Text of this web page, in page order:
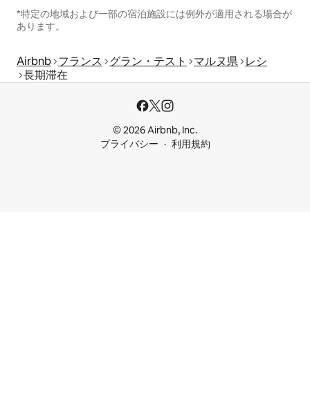
*特定の地域および一部の宿泊施設には例外が適用される場合が
あります。
Airbnb フランス グラン・テスト マルヌ県 レシ
長期滞在
© 2026 Airbnb, Inc.
プライバシー
利用規約